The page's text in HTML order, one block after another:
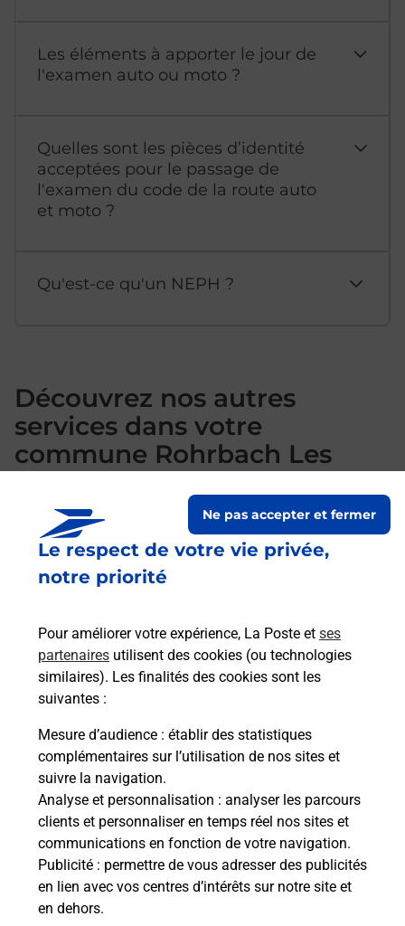
Le respect de votre vie privée,
notre priorité
Pour améliorer votre expérience, La Poste et ses
partenaires utilisent des cookies (ou technologies
similaires). Les finalités des cookies sont les
suivantes :
Mesure d’audience : établir des statistiques
complémentaires sur l’utilisation de nos sites et
suivre la navigation.
Analyse et personnalisation : analyser les parcours
clients et personnaliser en temps réel nos sites et
communications en fonction de votre navigation.
Publicité : permettre de vous adresser des publicités
en lien avec vos centres d’intérêts sur notre site et
en dehors.
Ne pas accepter et fermer
Les éléments à apporter le jour de
l'examen auto ou moto ?
Quelles sont les pièces d’identité
acceptées pour le passage de
l'examen du code de la route auto
et moto ?
Qu'est-ce qu'un NEPH ?
Découvrez nos autres
services dans votre
commune Rohrbach Les
Souscrire à la téléassistance
Vous cherchez une téléassistance, téléalarme dans
la commune Rohrbach Les Bitche ?
Découvrez nos offres.
En savoir plus